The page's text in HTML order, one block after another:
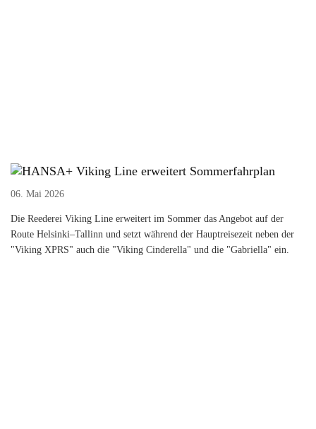
Viking Line erweitert Sommerfahrplan
06. Mai 2026
Die Reederei Viking Line erweitert im Sommer das Angebot auf der
Route Helsinki–Tallinn und setzt während der Hauptreisezeit neben der
"Viking XPRS" auch die "Viking Cinderella" und die "Gabriella" ein.